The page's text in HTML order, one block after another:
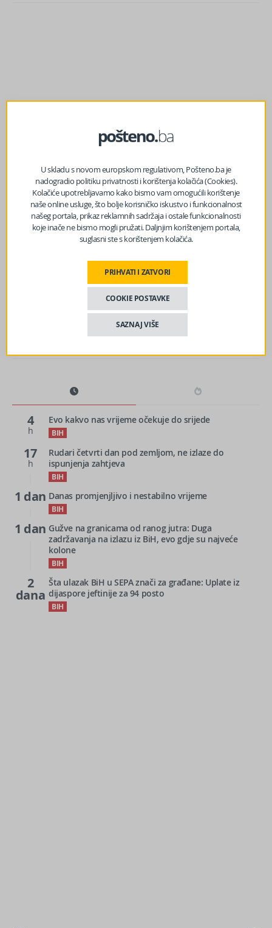
prethodni članak
Objavljena prognoza za naredna 3 mjeseca: Evo šta nas
čeka ove zime
4
h
Evo kakvo nas vrijeme očekuje do srijede
BIH
17
h
Rudari četvrti dan pod zemljom, ne izlaze do
ispunjenja zahtjeva
BIH
1 dan Danas promjenjljivo i nestabilno vrijeme
BIH
1 dan Gužve na granicama od ranog jutra: Duga
zadržavanja na izlazu iz BiH, evo gdje su najveće
kolone
BIH
2
dana
Šta ulazak BiH u SEPA znači za građane: Uplate iz
dijaspore jeftinije za 94 posto
BIH
U skladu s novom europskom regulativom, Pošteno.ba je
nadogradio politiku privatnosti i korištenja kolačića (Cookies).
Kolačiće upotrebljavamo kako bismo vam omogućili korištenje
naše online usluge, što bolje korisničko iskustvo i funkcionalnost
našeg portala, prikaz reklamnih sadržaja i ostale funkcionalnosti
koje inače ne bismo mogli pružati. Daljnjim korištenjem portala,
suglasni ste s korištenjem kolačića.
PRIHVATI I ZATVORI
COOKIE POSTAVKE
SAZNAJ VIŠE